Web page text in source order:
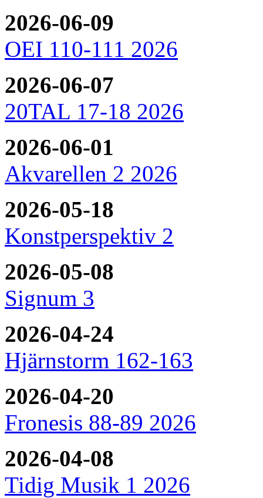
2026-06-09
OEI 110-111 2026
2026-06-07
20TAL 17-18 2026
2026-06-01
Akvarellen 2 2026
2026-05-18
Konstperspektiv 2
2026-05-08
Signum 3
2026-04-24
Hjärnstorm 162-163
2026-04-20
Fronesis 88-89 2026
2026-04-08
Tidig Musik 1 2026